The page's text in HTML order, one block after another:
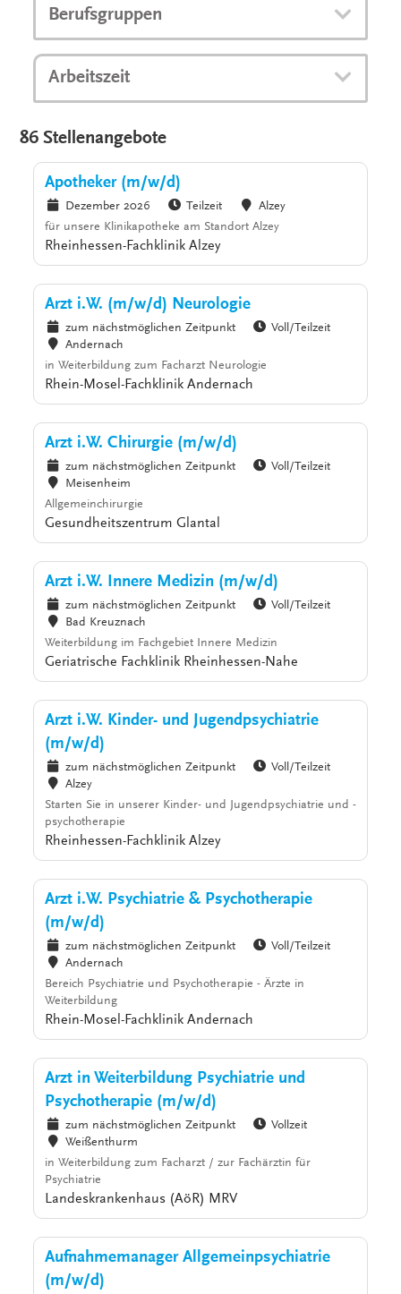
Berufsgruppen
Arbeitszeit
86 Stellenangebote
Apotheker (m/w/d)
Dezember 2026 Teilzeit
Alzey
für unsere Klinikapotheke am Standort Alzey
Rheinhessen-Fachklinik Alzey
Arzt i.W. (m/w/d) Neurologie
zum nächstmöglichen Zeitpunkt
Voll/Teilzeit
Andernach
in Weiterbildung zum Facharzt Neurologie
Rhein-Mosel-Fachklinik Andernach
Arzt i.W. Chirurgie (m/w/d)
zum nächstmöglichen Zeitpunkt
Voll/Teilzeit
Meisenheim
Allgemeinchirurgie
Gesundheitszentrum Glantal
Arzt i.W. Innere Medizin (m/w/d)
zum nächstmöglichen Zeitpunkt
Voll/Teilzeit
Bad Kreuznach
Weiterbildung im Fachgebiet Innere Medizin
Geriatrische Fachklinik Rheinhessen-Nahe
Arzt i.W. Kinder- und Jugendpsychiatrie
(m/w/d)
zum nächstmöglichen Zeitpunkt
Voll/Teilzeit
Alzey
Starten Sie in unserer Kinder- und Jugendpsychiatrie und -
psychotherapie
Rheinhessen-Fachklinik Alzey
Arzt i.W. Psychiatrie & Psychotherapie
(m/w/d)
zum nächstmöglichen Zeitpunkt
Voll/Teilzeit
Andernach
Bereich Psychiatrie und Psychotherapie - Ärzte in
Weiterbildung
Rhein-Mosel-Fachklinik Andernach
Arzt in Weiterbildung Psychiatrie und
Psychotherapie (m/w/d)
zum nächstmöglichen Zeitpunkt
Vollzeit
Weißenthurm
in Weiterbildung zum Facharzt / zur Fachärztin für
Psychiatrie
Landeskrankenhaus (AöR) MRV
Aufnahmemanager Allgemeinpsychiatrie
(m/w/d)